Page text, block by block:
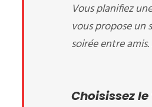
Vous planifiez
vous propose un
soirée entre
Choisissez